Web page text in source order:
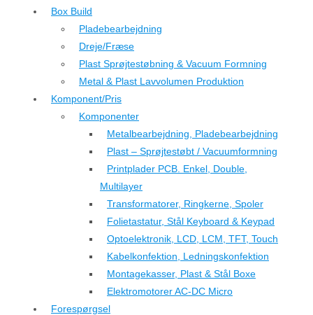
Box Build
Pladebearbejdning
Dreje/Fræse
Plast Sprøjtestøbning & Vacuum Formning
Metal & Plast Lavvolumen Produktion
Komponent/Pris
Komponenter
Metalbearbejdning, Pladebearbejdning
Plast – Sprøjtestøbt / Vacuumformning
Printplader PCB. Enkel, Double,
Multilayer
Transformatorer, Ringkerne, Spoler
Folietastatur, Stål Keyboard & Keypad
Optoelektronik, LCD, LCM, TFT, Touch
Kabelkonfektion, Ledningskonfektion
Montagekasser, Plast & Stål Boxe
Elektromotorer AC-DC Micro
Forespørgsel